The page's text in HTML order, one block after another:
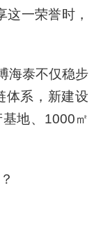
这一荣誉时，
海泰不仅稳步
体系，新建设
地、1000㎡